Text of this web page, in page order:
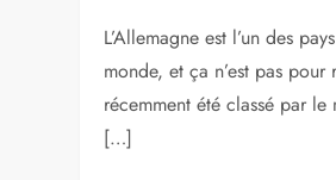
L’Allemagne est l’un des
monde, et ça n’est pas pour
récemment été classé par le
[…]